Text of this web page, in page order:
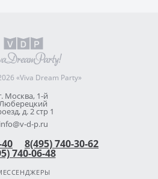
«Viva Dream Party»
Москва, 1-й
д. 2 стр 1
info@v-d-p.ru
8(495) 740-30-62
740-06-48